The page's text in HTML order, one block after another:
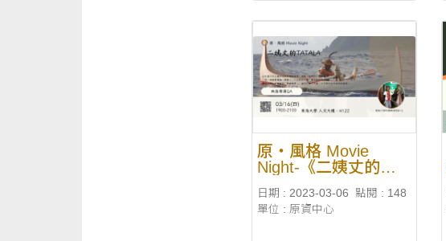
原‧風格 Movie
Night-《二姨丈的
TATALA》導演映後分
享
日期 : 2023-03-06
點閱 : 148
單位 : 原資中心